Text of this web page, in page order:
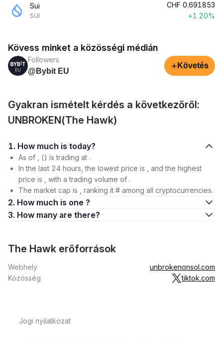
Sui
SUI
CHF 0.691853
+1.20%
Kövess minket a közösségi médián
Followers
@Bybit EU
+ Követés
Gyakran ismételt kérdés a következőről:
UNBROKEN(The Hawk)
1. How much is today?
As of , () is trading at .
In the last 24 hours, the lowest price is , and the highest
price is , with a trading volume of .
The market cap is , ranking it # among all cryptocurrencies.
2. How much is one ?
3. How many are there?
The Hawk erőforrások
Webhely
unbrokenonsol.com
Közösség
tiktok.com
Jogi nyilatkozat